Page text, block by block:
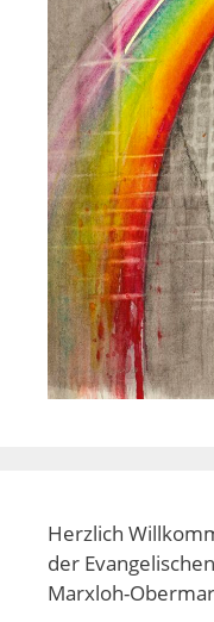
Herzlich
der
Marxloh-